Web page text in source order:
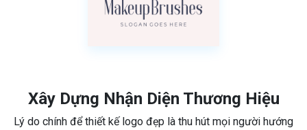
Xây Dựng Nhận Diện Thương Hiệu
Lý do chính để thiết kế logo đẹp là thu hút mọi người hướng